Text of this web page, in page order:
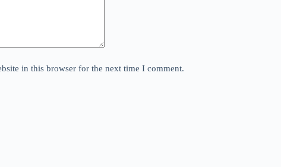
in this browser for the next time I comment.